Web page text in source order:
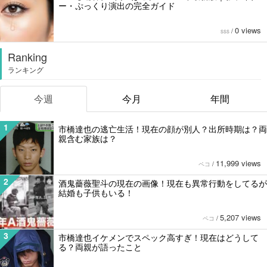
ー・ぷっくり演出の完全ガイド
sss / 0 views
Ranking
ランキング
今週 今月 年間
1
市橋達也の逃亡生活！現在の顔が別人？出所時期は？両
親含む家族は？
ペコ / 11,999 views
2
酒鬼薔薇聖斗の現在の画像！現在も異常行動をしてるが
結婚も子供もいる！
ペコ / 5,207 views
3
市橋達也イケメンでスペック高すぎ！現在はどうして
る？両親が語ったこと